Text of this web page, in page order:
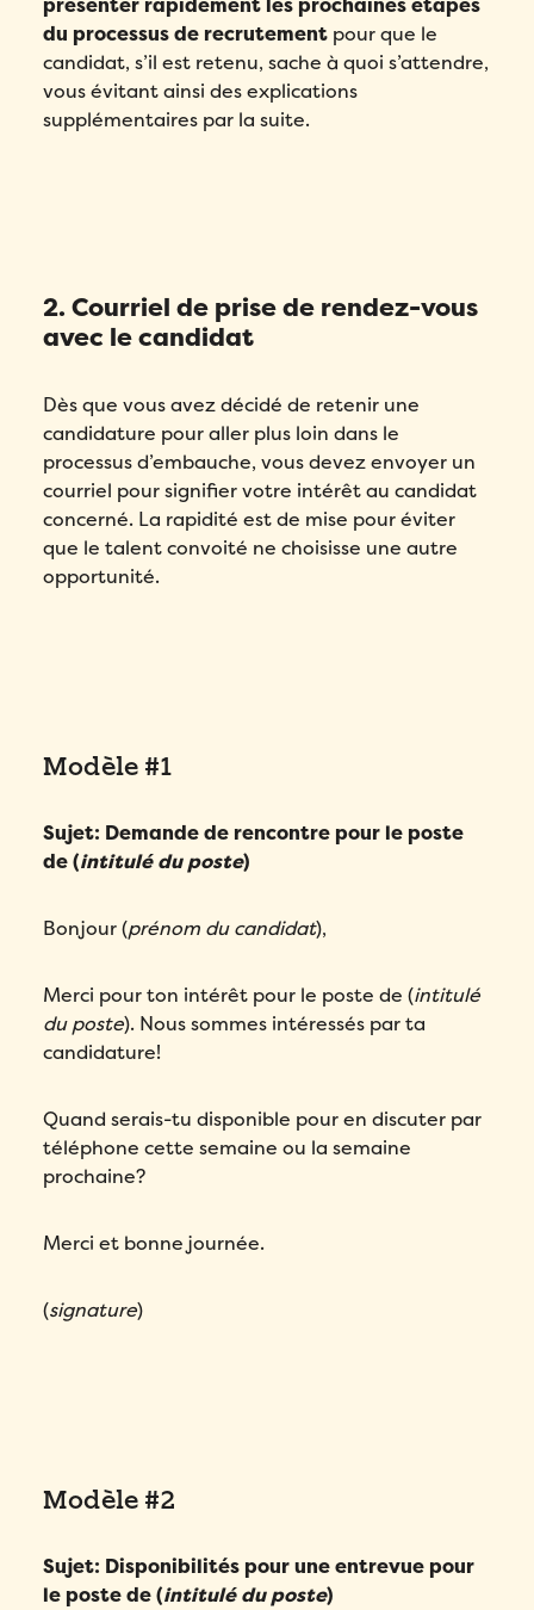
présenter rapidement les prochaines étapes
du processus de recrutement pour que le
candidat, s’il est retenu, sache à quoi s’attendre,
vous évitant ainsi des explications
supplémentaires par la suite.
2. Courriel de prise de rendez-vous
avec le candidat
Dès que vous avez décidé de retenir une
candidature pour aller plus loin dans le
processus d’embauche, vous devez envoyer un
courriel pour signifier votre intérêt au candidat
concerné. La rapidité est de mise pour éviter
que le talent convoité ne choisisse une autre
opportunité.
Modèle #1
Sujet: Demande de rencontre pour le poste
de (intitulé du poste)
Bonjour (prénom du candidat),
Merci pour ton intérêt pour le poste de (intitulé
du poste). Nous sommes intéressés par ta
candidature!
Quand serais-tu disponible pour en discuter par
téléphone cette semaine ou la semaine
prochaine?
Merci et bonne journée.
(signature)
Modèle #2
Sujet: Disponibilités pour une entrevue pour
le poste de (intitulé du poste)